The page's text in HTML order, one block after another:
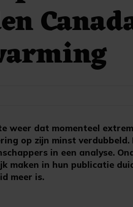
weer dat momenteel
op zijn minst verdubbeld.
in een analyse.
maken in hun publicatie
meer is.